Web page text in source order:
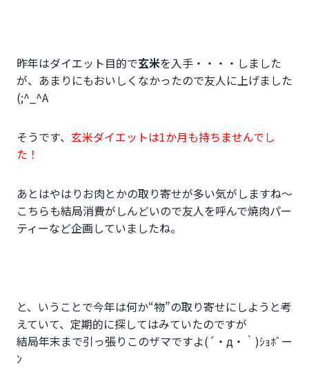
昨年はダイエット目的で玄米を入手・・・・しました
が、あまりにもおいしくなかったので友人に上げました
(;^_^A
そうです、 玄米ダイエットは1か月も持ちませんでし
た！
あとはやはりお肉とかの取り寄せが多い気がしますね～
こちらも結局消費がしんどいので友人を呼んで焼肉パー
ティーなど企画していましたね。
と、いうことで今年は何か“物”の取り寄せにしようと考
えていて、定期的に探してはみていたのですが
結局年末まで引っ張りこのザマですよ(´・д・｀)ｼｮﾎﾞー
ﾝ